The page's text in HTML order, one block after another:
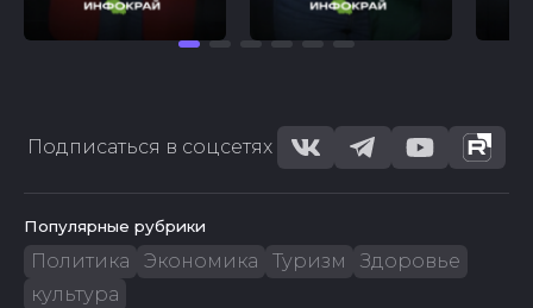
Подписаться в соцсетях
Популярные рубрики
Политика Экономика Туризм
Здоровье
культура